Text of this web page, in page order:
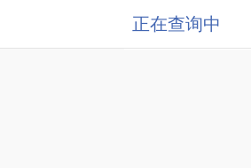
正在查询中